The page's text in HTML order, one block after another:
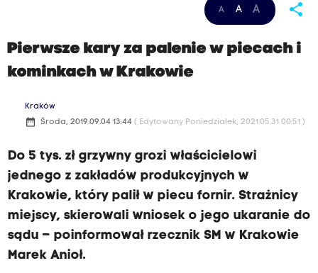
A A A share
Pierwsze kary za palenie w piecach i
kominkach w Krakowie
Kraków
date_range Środa, 2019.09.04 13:44 ( Edytowany Poniedziałek, 2021.05.31 00:51 )
Do 5 tys. zł grzywny grozi właścicielowi
jednego z zakładów produkcyjnych w
Krakowie, który palił w piecu fornir. Strażnicy
miejscy, skierowali wniosek o jego ukaranie do
sądu – poinformował rzecznik SM w Krakowie
Marek Anioł.